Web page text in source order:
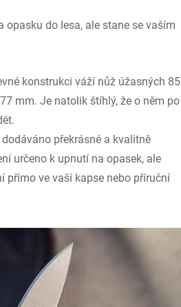
opasku do lesa, ale stane se vaším
konstrukci váží nůž úžasných 85
mm. Je natolik štíhlý, že o něm po
překrásné a kvalitně
určeno k upnutí na opasek, ale
přímo ve vaší kapse nebo příruční